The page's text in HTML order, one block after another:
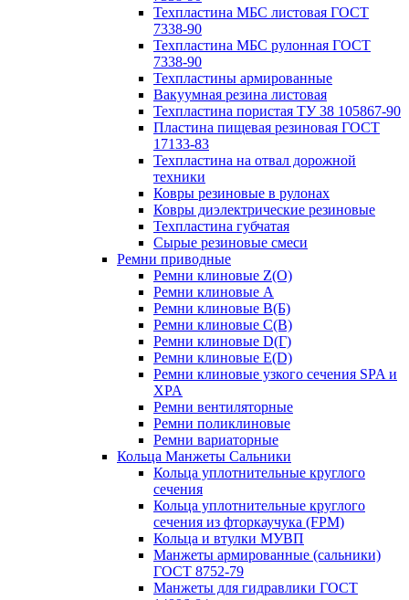
Техпластина МБС листовая ГОСТ
7338-90
Техпластина МБС рулонная ГОСТ
7338-90
Техпластины армированные
Вакуумная резина листовая
Техпластина пористая ТУ 38 105867-90
Пластина пищевая резиновая ГОСТ
17133-83
Техпластина на отвал дорожной
техники
Ковры резиновые в рулонах
Ковры диэлектрические резиновые
Техпластина губчатая
Сырые резиновые смеси
Ремни приводные
Ремни клиновые Z(О)
Ремни клиновые A
Ремни клиновые B(Б)
Ремни клиновые C(В)
Ремни клиновые D(Г)
Ремни клиновые Е(D)
Ремни клиновые узкого сечения SPA и
XPA
Ремни вентиляторные
Ремни поликлиновые
Ремни вариаторные
Кольца Манжеты Сальники
Кольца уплотнительные круглого
сечения
Кольца уплотнительные круглого
сечения из фторкаучука (FPM)
Кольца и втулки МУВП
Манжеты армированные (сальники)
ГОСТ 8752-79
Манжеты для гидравлики ГОСТ